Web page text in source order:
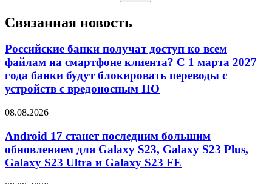
Связанная новость
Российские банки получат доступ ко всем
файлам на смартфоне клиента? С 1 марта 2027
года банки будут блокировать переводы с
устройств с вредоносным ПО
08.08.2026
Android 17 станет последним большим
обновлением для Galaxy S23, Galaxy S23 Plus,
Galaxy S23 Ultra и Galaxy S23 FE